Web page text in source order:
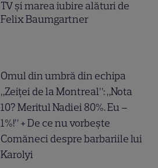
TV și marea iubire alături de
Felix Baumgartner
Omul din umbră din echipa
„Zeiței de la Montreal”: „Nota
10? Meritul Nadiei 80%. Eu –
1%!” + De ce nu vorbește
Comăneci despre barbariile lui
Karolyi